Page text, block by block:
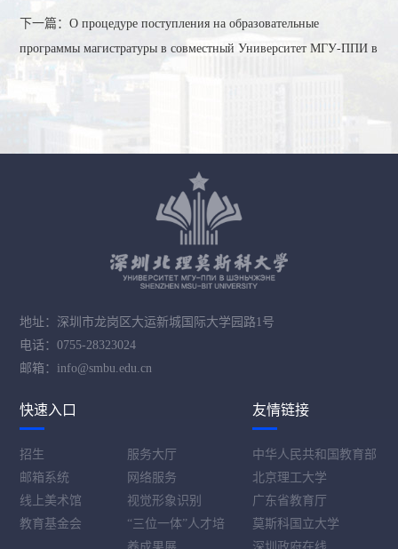
下一篇：О процедуре поступления на образовательные
программы магистратуры в совместный Университет МГУ-ППИ в
地址：深圳市龙岗区大运新城国际大学园路1号
电话：0755-28323024
邮箱：info@smbu.edu.cn
快速入口
招生
服务大厅
邮箱系统
网络服务
线上美术馆
视觉形象识别
教育基金会
“三位一体”人才培
友情链接
中华人民共和国教育部
北京理工大学
广东省教育厅
莫斯科国立大学